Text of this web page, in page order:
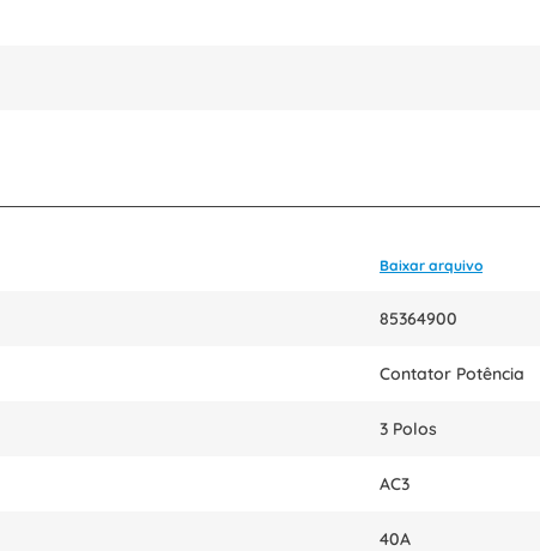
Baixar arquivo
85364900
Contator Potência
3 Polos
AC3
40A